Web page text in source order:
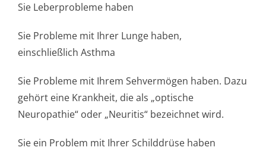
Sie Leberprobleme haben
Sie Probleme mit Ihrer Lunge haben,
einschließlich As­thma
Sie Probleme mit Ihrem Sehvermögen haben. Dazu
gehört eine Krankheit, die als „optische
Neuropathie“ oder „Neuritis“ bezeichnet wird.
Sie ein Problem mit Ihrer Schilddrüse haben